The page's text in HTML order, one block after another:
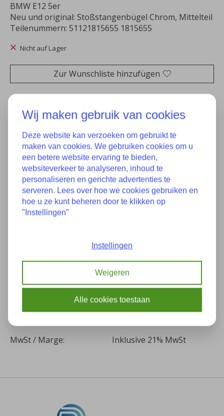
BMW E12 5er
Neu und original: Stoßstangenbügel Chrom, Mittelteil
Teilenummern: 51121815655 1815655
Nicht auf Lager
Zur Wunschliste hinzufügen
Eigenschaften
Zustand Neu
Teilenummer(s): 26111229522 1229522
Baujahr: Unbekannt
-
Siehe
Artikelbeschreibung
Inklusive
Komplet wie auf dem
MwSt / Marge: Inklusive 21% MwSt
Wij maken gebruik van cookies
Deze website kan verzoeken om gebruikt te
maken van cookies. We gebruiken cookies om u
een betere website ervaring te bieden,
websiteverkeer te analyseren, inhoud te
personaliseren en gerichte advertenties te
serveren. Lees over hoe we cookies gebruiken en
hoe u ze kunt beheren door te klikken op
"Instellingen"
Instellingen
Weigeren
Alle cookies toestaan